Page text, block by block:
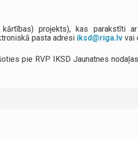
projekts), kas parakstīti
pasta adresi iksd@riga.lv vai
pie RVP IKSD Jaunatnes